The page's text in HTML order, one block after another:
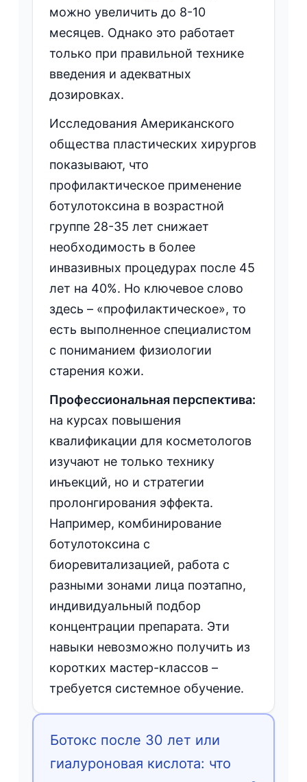
можно увеличить до 8-10
месяцев. Однако это работает
только при правильной технике
введения и адекватных
дозировках.
Исследования Американского
общества пластических хирургов
показывают, что
профилактическое применение
ботулотоксина в возрастной
группе 28-35 лет снижает
необходимость в более
инвазивных процедурах после 45
лет на 40%. Но ключевое слово
здесь – «профилактическое», то
есть выполненное специалистом
с пониманием физиологии
старения кожи.
Профессиональная перспектива:
на курсах повышения
квалификации для косметологов
изучают не только технику
инъекций, но и стратегии
пролонгирования эффекта.
Например, комбинирование
ботулотоксина с
биоревитализацией, работа с
разными зонами лица поэтапно,
индивидуальный подбор
концентрации препарата. Эти
навыки невозможно получить из
коротких мастер-классов –
требуется системное обучение.
Ботокс после 30 лет или
гиалуроновая кислота: что